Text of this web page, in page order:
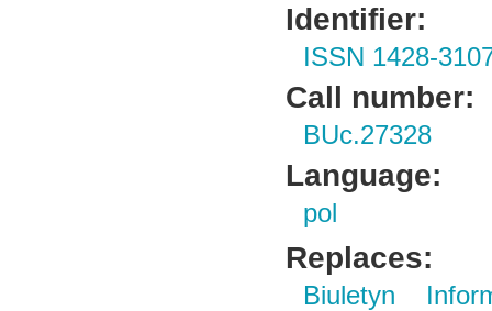
Identifier:
ISSN 1428-
Call number:
BUc.27328
Language:
pol
Replaces:
Biuletyn